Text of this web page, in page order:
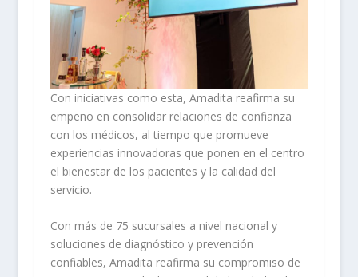
Con iniciativas como esta, Amadita reafirma su
empeño en consolidar relaciones de confianza
con los médicos, al tiempo que promueve
experiencias innovadoras que ponen en el centro
el bienestar de los pacientes y la calidad del
servicio.
Con más de 75 sucursales a nivel nacional y
soluciones de diagnóstico y prevención
confiables, Amadita reafirma su compromiso de